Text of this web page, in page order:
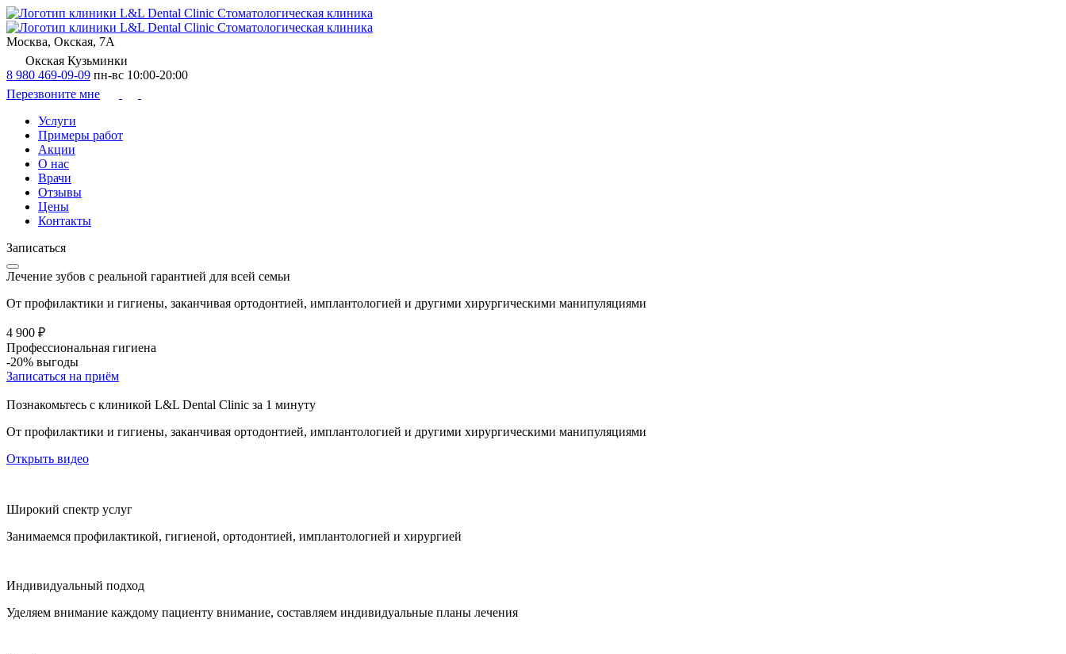
Cтоматологическая клиника
Cтоматологическая клиника
Москва, Окская, 7А
Окская Кузьминки
8 980 469-09-09 пн-вс 10:00-20:00
Перезвоните мне
Услуги
Примеры работ
Акции
О нас
Врачи
Отзывы
Цены
Контакты
Записаться
Лечение зубов с реальной гарантией для всей семьи
От профилактики и гигиены, заканчивая ортодонтией, имплантологией и другими хирургическими манипуляциями
4 900 ₽
Профессиональная гигиена
-20% выгоды
Записаться на приём
Познакомьтесь с клиникой L&L Dental Clinic за 1 минуту
От профилактики и гигиены, заканчивая ортодонтией, имплантологией и другими хирургическими манипуляциями
Открыть видео
Широкий спектр услуг
Занимаемся профилактикой, гигиеной, ортодонтией, имплантологией и хирургией
Индивидуальный подход
Уделяем внимание каждому пациенту внимание, составляем индивидуальные планы лечения